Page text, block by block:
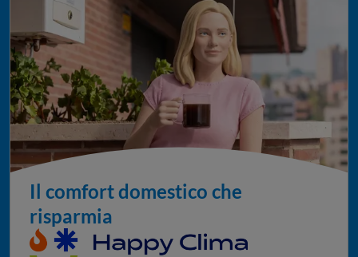
Il comfort domestico che
risparmia